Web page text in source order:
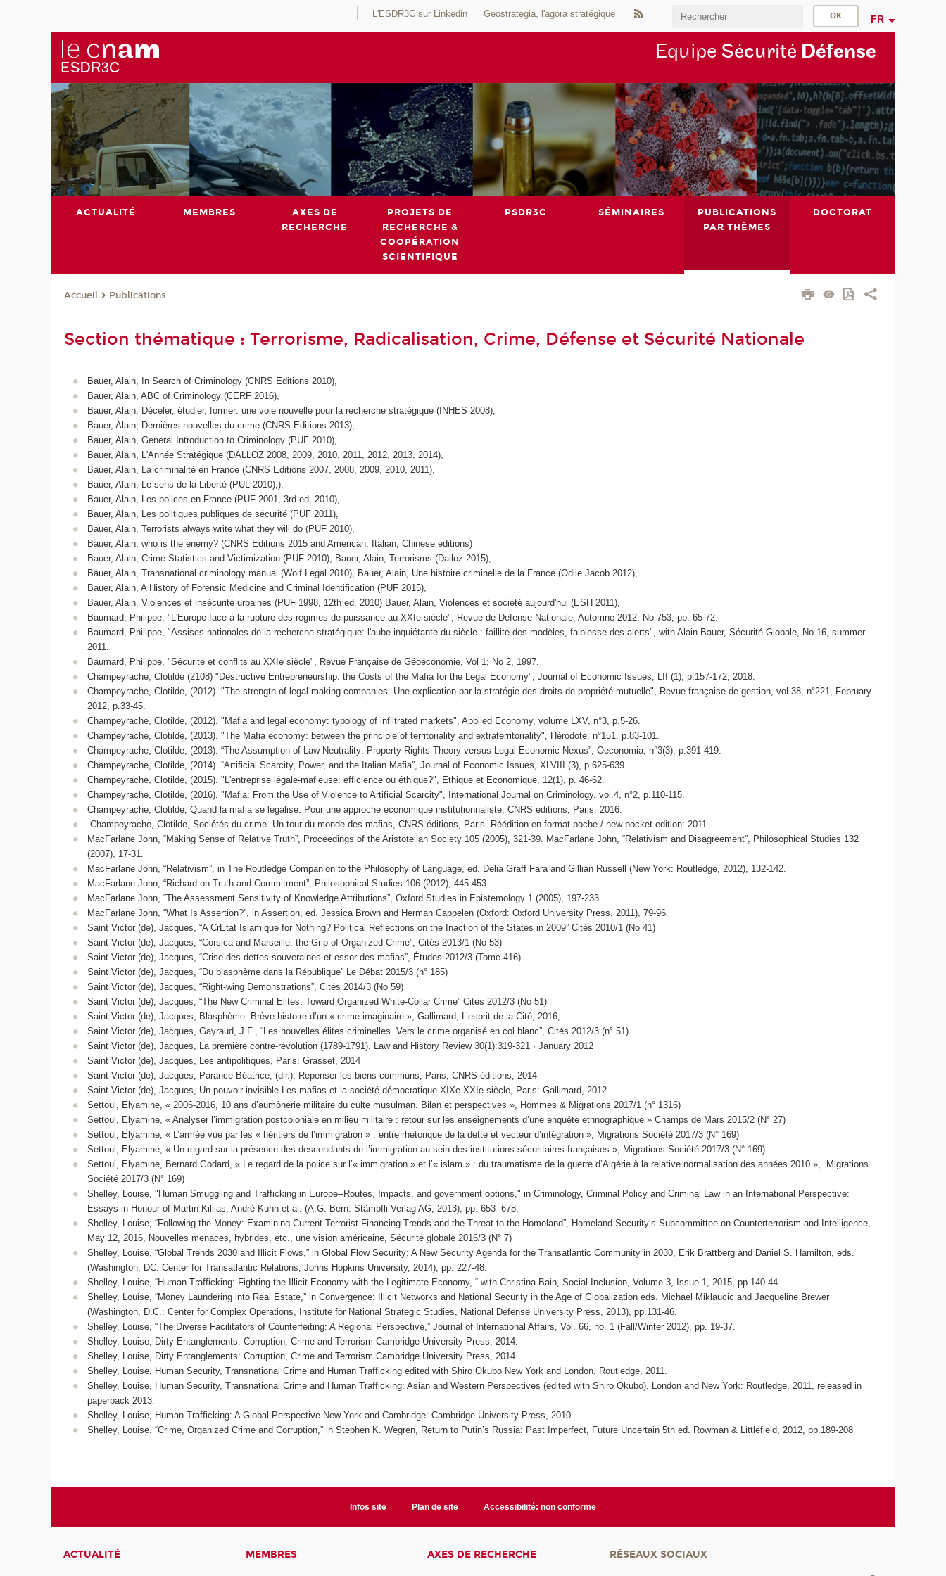
L'ESDR3C sur Linkedin Geostrategia, l'agora stratégique FR
Equipe Sécurité Défense
ACTUALITÉ MEMBRES
AXES DE
RECHERCHE
PROJETS DE
RECHERCHE &
COOPÉRATION
SCIENTIFIQUE
PSDR3C SÉMINAIRES
PUBLICATIONS
PAR THÈMES
DOCTORAT
Accueil Publications
Section thématique : Terrorisme, Radicalisation, Crime, Défense et Sécurité Nationale
Bauer, Alain, In Search of Criminology (CNRS Editions 2010),
Bauer, Alain, ABC of Criminology (CERF 2016),
Bauer, Alain, Déceler, étudier, former: une voie nouvelle pour la recherche stratégique (INHES 2008),
Bauer, Alain, Dernières nouvelles du crime (CNRS Editions 2013),
Bauer, Alain, General Introduction to Criminology (PUF 2010),
Bauer, Alain, L'Année Stratégique (DALLOZ 2008, 2009, 2010, 2011, 2012, 2013, 2014),
Bauer, Alain, La criminalité en France (CNRS Editions 2007, 2008, 2009, 2010, 2011),
Bauer, Alain, Le sens de la Liberté (PUL 2010),),
Bauer, Alain, Les polices en France (PUF 2001, 3rd ed. 2010),
Bauer, Alain, Les politiques publiques de sécurité (PUF 2011),
Bauer, Alain, Terrorists always write what they will do (PUF 2010),
Bauer, Alain, who is the enemy? (CNRS Editions 2015 and American, Italian, Chinese editions)
Bauer, Alain, Crime Statistics and Victimization (PUF 2010), Bauer, Alain, Terrorisms (Dalloz 2015),
Bauer, Alain, Transnational criminology manual (Wolf Legal 2010), Bauer, Alain, Une histoire criminelle de la France (Odile Jacob 2012),
Bauer, Alain, A History of Forensic Medicine and Criminal Identification (PUF 2015),
Bauer, Alain, Violences et insécurité urbaines (PUF 1998, 12th ed. 2010) Bauer, Alain, Violences et société aujourd'hui (ESH 2011),
Baumard, Philippe, "L'Europe face à la rupture des régimes de puissance au XXIe siècle", Revue de Défense Nationale, Automne 2012, No 753, pp. 65-72.
Baumard, Philippe, "Assises nationales de la recherche stratégique: l'aube inquiétante du siècle : faillite des modèles, faiblesse des alerts", with Alain Bauer, Sécurité Globale, No 16, summer
2011.
Baumard, Philippe, "Sécurité et conflits au XXIe siècle", Revue Française de Géoéconomie, Vol 1; No 2, 1997.
Champeyrache, Clotilde (2108) "Destructive Entrepreneurship: the Costs of the Mafia for the Legal Economy", Journal of Economic Issues, LII (1), p.157-172, 2018.
Champeyrache, Clotilde, (2012). "The strength of legal-making companies. Une explication par la stratégie des droits de propriété mutuelle", Revue française de gestion, vol.38, n°221, February
2012, p.33-45.
Champeyrache, Clotilde, (2012). "Mafia and legal economy: typology of infiltrated markets", Applied Economy, volume LXV, n°3, p.5-26.
Champeyrache, Clotilde, (2013). "The Mafia economy: between the principle of territoriality and extraterritoriality", Hérodote, n°151, p.83-101.
Champeyrache, Clotilde, (2013). “The Assumption of Law Neutrality: Property Rights Theory versus Legal-Economic Nexus”, Oeconomia, n°3(3), p.391-419.
Champeyrache, Clotilde, (2014). “Artificial Scarcity, Power, and the Italian Mafia”, Journal of Economic Issues, XLVIII (3), p.625-639.
Champeyrache, Clotilde, (2015). "L'entreprise légale-mafieuse: efficience ou éthique?", Ethique et Economique, 12(1), p. 46-62.
Champeyrache, Clotilde, (2016). "Mafia: From the Use of Violence to Artificial Scarcity", International Journal on Criminology, vol.4, n°2, p.110-115.
Champeyrache, Clotilde, Quand la mafia se légalise. Pour une approche économique institutionnaliste, CNRS éditions, Paris, 2016.
Champeyrache, Clotilde, Sociétés du crime. Un tour du monde des mafias, CNRS éditions, Paris. Réédition en format poche / new pocket edition: 2011.
MacFarlane John, “Making Sense of Relative Truth”, Proceedings of the Aristotelian Society 105 (2005), 321-39. MacFarlane John, “Relativism and Disagreement”, Philosophical Studies 132
(2007), 17-31.
MacFarlane John, “Relativism”, in The Routledge Companion to the Philosophy of Language, ed. Delia Graff Fara and Gillian Russell (New York: Routledge, 2012), 132-142.
MacFarlane John, “Richard on Truth and Commitment”, Philosophical Studies 106 (2012), 445-453.
MacFarlane John, “The Assessment Sensitivity of Knowledge Attributions”, Oxford Studies in Epistemology 1 (2005), 197-233.
MacFarlane John, “What Is Assertion?”, in Assertion, ed. Jessica Brown and Herman Cappelen (Oxford: Oxford University Press, 2011), 79-96.
Saint Victor (de), Jacques, “A CrEtat Islamique for Nothing? Political Reflections on the Inaction of the States in 2009” Cités 2010/1 (No 41)
Saint Victor (de), Jacques, “Corsica and Marseille: the Grip of Organized Crime”, Cités 2013/1 (No 53)
Saint Victor (de), Jacques, “Crise des dettes souveraines et essor des mafias”, Études 2012/3 (Tome 416)
Saint Victor (de), Jacques, “Du blasphème dans la République” Le Débat 2015/3 (n° 185)
Saint Victor (de), Jacques, “Right-wing Demonstrations”, Cités 2014/3 (No 59)
Saint Victor (de), Jacques, “The New Criminal Elites: Toward Organized White-Collar Crime” Cités 2012/3 (No 51)
Saint Victor (de), Jacques, Blasphème. Brève histoire d’un « crime imaginaire », Gallimard, L’esprit de la Cité, 2016,
Saint Victor (de), Jacques, Gayraud, J.F., “Les nouvelles élites criminelles. Vers le crime organisé en col blanc”, Cités 2012/3 (n° 51)
Saint Victor (de), Jacques, La première contre-révolution (1789-1791), Law and History Review 30(1):319-321 · January 2012
Saint Victor (de), Jacques, Les antipolitiques, Paris: Grasset, 2014
Saint Victor (de), Jacques, Parance Béatrice, (dir.), Repenser les biens communs, Paris, CNRS éditions, 2014
Saint Victor (de), Jacques, Un pouvoir invisible Les mafias et la société démocratique XIXe-XXIe siècle, Paris: Gallimard, 2012.
Settoul, Elyamine, « 2006-2016, 10 ans d’aumônerie militaire du culte musulman. Bilan et perspectives », Hommes & Migrations 2017/1 (n° 1316)
Settoul, Elyamine, « Analyser l’immigration postcoloniale en milieu militaire : retour sur les enseignements d’une enquête ethnographique » Champs de Mars 2015/2 (N° 27)
Settoul, Elyamine, « L’armée vue par les « héritiers de l’immigration » : entre rhétorique de la dette et vecteur d’intégration », Migrations Société 2017/3 (N° 169)
Settoul, Elyamine, « Un regard sur la présence des descendants de l’immigration au sein des institutions sécuritaires françaises », Migrations Société 2017/3 (N° 169)
Settoul, Elyamine, Bernard Godard, « Le regard de la police sur l’« immigration » et l’« islam » : du traumatisme de la guerre d’Algérie à la relative normalisation des années 2010 », Migrations
Société 2017/3 (N° 169)
Shelley, Louise, "Human Smuggling and Trafficking in Europe--Routes, Impacts, and government options," in Criminology, Criminal Policy and Criminal Law in an International Perspective:
Essays in Honour of Martin Killias, André Kuhn et al. (A.G. Bern: Stämpfli Verlag AG, 2013), pp. 653- 678.
Shelley, Louise, “Following the Money: Examining Current Terrorist Financing Trends and the Threat to the Homeland”, Homeland Security’s Subcommittee on Counterterrorism and Intelligence,
May 12, 2016, Nouvelles menaces, hybrides, etc., une vision américaine, Sécurité globale 2016/3 (N° 7)
Shelley, Louise, “Global Trends 2030 and Illicit Flows,” in Global Flow Security: A New Security Agenda for the Transatlantic Community in 2030, Erik Brattberg and Daniel S. Hamilton, eds.
(Washington, DC: Center for Transatlantic Relations, Johns Hopkins University, 2014), pp. 227-48.
Shelley, Louise, “Human Trafficking: Fighting the Illicit Economy with the Legitimate Economy, “ with Christina Bain, Social Inclusion, Volume 3, Issue 1, 2015, pp.140-44.
Shelley, Louise, “Money Laundering into Real Estate,” in Convergence: Illicit Networks and National Security in the Age of Globalization eds. Michael Miklaucic and Jacqueline Brewer
(Washington, D.C.: Center for Complex Operations, Institute for National Strategic Studies, National Defense University Press, 2013), pp.131-46.
Shelley, Louise, “The Diverse Facilitators of Counterfeiting: A Regional Perspective,” Journal of International Affairs, Vol. 66, no. 1 (Fall/Winter 2012), pp. 19-37.
Shelley, Louise, Dirty Entanglements: Corruption, Crime and Terrorism Cambridge University Press, 2014.
Shelley, Louise, Dirty Entanglements: Corruption, Crime and Terrorism Cambridge University Press, 2014.
Shelley, Louise, Human Security, Transnational Crime and Human Trafficking edited with Shiro Okubo New York and London, Routledge, 2011.
Shelley, Louise, Human Security, Transnational Crime and Human Trafficking: Asian and Western Perspectives (edited with Shiro Okubo), London and New York: Routledge, 2011, released in
paperback 2013.
Shelley, Louise, Human Trafficking: A Global Perspective New York and Cambridge: Cambridge University Press, 2010.
Shelley, Louise. “Crime, Organized Crime and Corruption,” in Stephen K. Wegren, Return to Putin’s Russia: Past Imperfect, Future Uncertain 5th ed. Rowman & Littlefield, 2012, pp.189-208
Infos site Plan de site Accessibilité: non conforme
ACTUALITÉ MEMBRES AXES DE RECHERCHE RÉSEAUX SOCIAUX